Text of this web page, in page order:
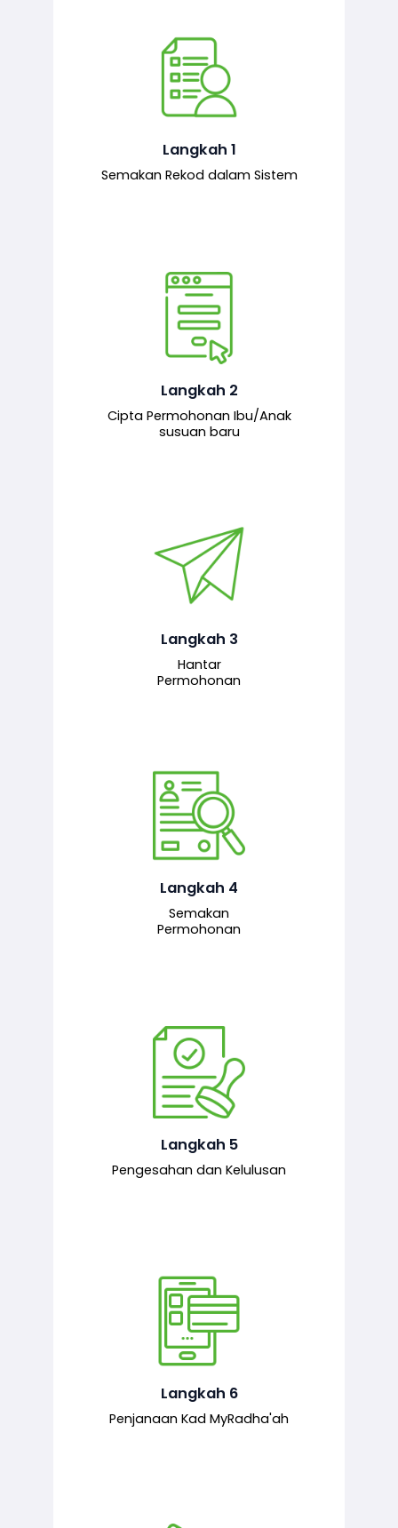
Langkah 1
Semakan Rekod dalam Sistem
Semakan ke atas sejarah permohonan
yang pernah dibuat oleh pemohon,
Langkah 2
Cipta Permohonan Ibu/Anak
susuan baru
Pemohon mengisi borang
permohonan bagi pendaftaran
baharu melalui sistem.
Langkah 3
Hantar
Permohonan
Permohonan yang lengkap dihantar
untuk proses semakan dan
bertanggungjawab.
Langkah 4
Semakan
Permohonan
Pegawai penyemak menyemak
maklumat yang dikemukakan. Jika
semua maklumat adalah lengkap dan
kepada pegawai pelulus untuk
tindakan seterusnya.
Langkah 5
Pengesahan dan Kelulusan
Pegawai pelulus menilai permohonan
dan memberi pengesahan serta
kelulusan akhir sekiranya semuanya
mematuhi syarat ditetapkan.
Langkah 6
Penjanaan Kad MyRadha'ah
Setelah permohonan diluluskan, kad
MyRadha’ah akan dijana.